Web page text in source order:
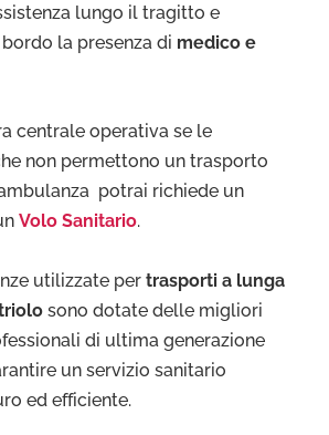
lungo il tragitto e
la presenza di medico e
centrale operativa se le
non permettono un trasporto
potrai richiede un
Volo Sanitario.
utilizzate per trasporti a lunga
sono dotate delle migliori
di ultima generazione
un servizio sanitario
ed efficiente.